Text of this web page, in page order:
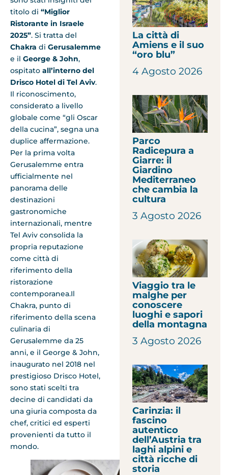
titolo di “Miglior
Ristorante in Israele
2025”. Si tratta del
Chakra di Gerusalemme
e il George & John,
ospitato all’interno del
Drisco Hotel di Tel Aviv.
Il riconoscimento,
considerato a livello
globale come “gli Oscar
della cucina”, segna una
duplice affermazione.
Per la prima volta
Gerusalemme entra
ufficialmente nel
panorama delle
destinazioni
gastronomiche
internazionali, mentre
Tel Aviv consolida la
propria reputazione
come città di
riferimento della
ristorazione
contemporanea.Il
Chakra, punto di
riferimento della scena
culinaria di
Gerusalemme da 25
anni, e il George & John,
inaugurato nel 2018 nel
prestigioso Drisco Hotel,
sono stati scelti tra
decine di candidati da
una giuria composta da
chef, critici ed esperti
provenienti da tutto il
mondo.
La città di
Amiens e il suo
“oro blu”
4 Agosto 2026
Parco
Radicepura a
Giarre: il
Giardino
Mediterraneo
che cambia la
cultura
3 Agosto 2026
Viaggio tra le
malghe per
conoscere
luoghi e sapori
della montagna
3 Agosto 2026
Carinzia: il
fascino
autentico
dell’Austria tra
laghi alpini e
città ricche di
storia